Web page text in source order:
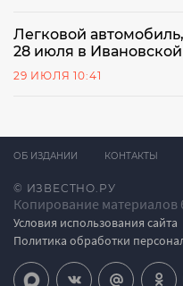
Легковой
28 июля в Ивановской
29 ИЮЛЯ 10:41
© ИЗВЕСТНО.РУ
Копирование материалов
Условия использования сайта
Политика обработки
ОБ ИЗДАНИИ КОНТАКТЫ